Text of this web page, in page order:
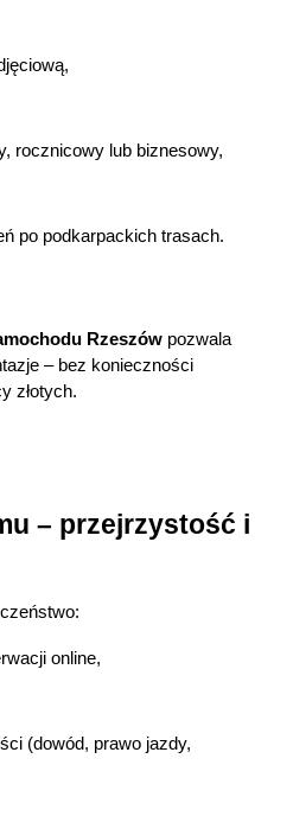
rocznicowy lub biznesowy,
po podkarpackich trasach.
Rzeszów pozwala
– bez konieczności
złotych.
– przejrzystość i
online,
(dowód, prawo jazdy,